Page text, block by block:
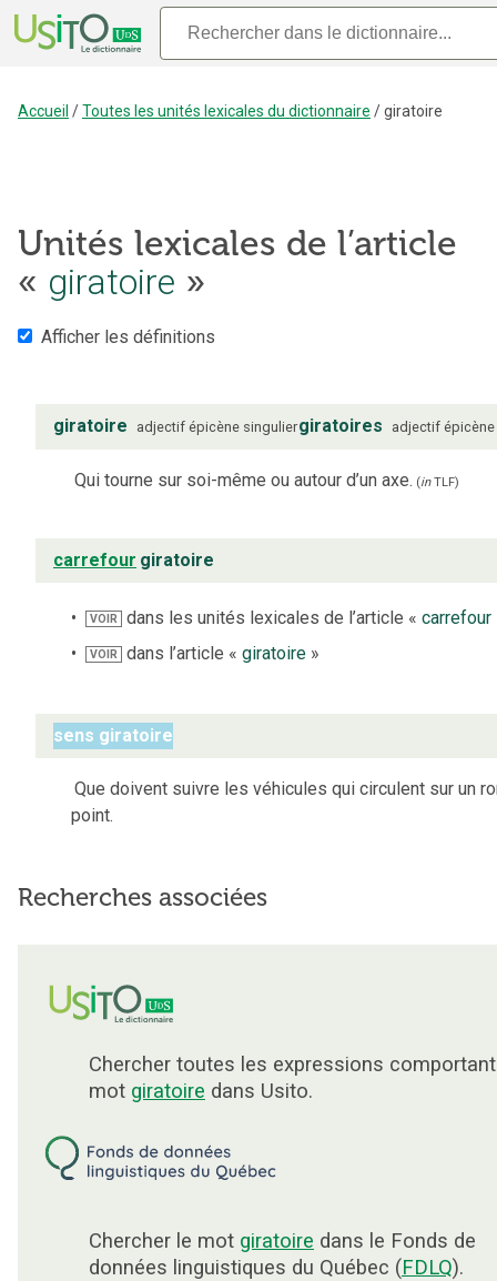
Accueil /Toutes les unités lexicales du dictionnaire /giratoire
Unités lexicales de l’article
« giratoire »
Afficher les définitions
giratoire adjectif épicène singuliergiratoires adjectif épicène
Qui tourne sur soi-même ou autour d’un axe. (inTLF)
carrefour giratoire
VOIR dans les unités lexicales de l’article «carrefour
VOIR dans l’article «giratoire »
sens giratoire
Que doivent suivre les véhicules qui circulent sur un
point.
Recherches associées
Chercher toutes les expressions
mot giratoire dans Usito.
Chercher le mot giratoire dans le Fonds de
données linguistiques du Québec (FDLQ).